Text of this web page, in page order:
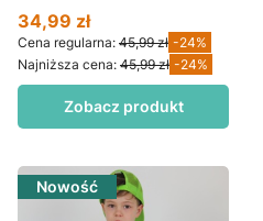
Cena promocyjna
34,99 zł
Cena regularna: 45,99 zł -24%
Najniższa cena: 45,99 zł -24%
Zobacz produkt
Nowość